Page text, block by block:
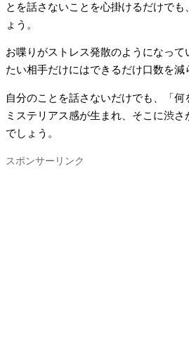
とを話さないことを心掛けるだけでも
ょう。
お喋りがストレス発散のようになっ
たい相手だけにはできるだけ口数を減
自分のことを話さないだけでも、「何
ミステリアス感が生まれ、そこに渋
でしょう。
スポンサーリンク